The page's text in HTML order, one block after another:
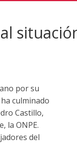
por su
culminado
Castillo,
la ONPE.
del